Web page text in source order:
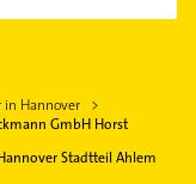
in Hannover
GmbH Horst
Stadtteil Ahlem